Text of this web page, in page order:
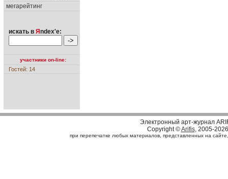
мегарейтинг
искать в Я ndex'е:
участники on-line:
Гостей: 14
Электронный арт-журнал
Copyright ©Arifis, 2005-2026
при перепечатке любых материалов, представленных на